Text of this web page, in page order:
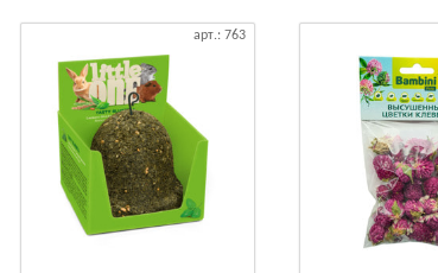
арт.: 763